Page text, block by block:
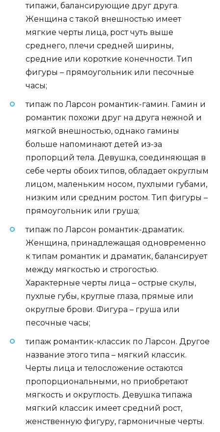
типажи, балансирующие друг друга.
Женщина с такой внешностью имеет
мягкие черты лица, рост чуть выше
среднего, плечи средней ширины,
средние или короткие конечности. Тип
фигуры – прямоугольник или песочные
часы;
типаж по Ларсон романтик-гамин. Гамин и
романтик похожи друг на друга нежной и
мягкой внешностью, однако гамины
больше напоминают детей из-за
пропорций тела. Девушка, соединяющая в
себе черты обоих типов, обладает округлым
лицом, маленьким носом, пухлыми губами,
низким или средним ростом. Тип фигуры –
прямоугольник или груша;
типаж по Ларсон романтик-драматик.
Женщина, принадлежащая одновременно
к типам романтик и драматик, балансирует
между мягкостью и строгостью.
Характерные черты лица – острые скулы,
пухлые губы, круглые глаза, прямые или
округлые брови. Фигура – груша или
песочные часы;
типаж романтик-классик по Ларсон. Другое
название этого типа – мягкий классик.
Черты лица и телосложение остаются
пропорциональными, но приобретают
мягкость и округлость. Девушка типажа
мягкий классик имеет средний рост,
женственную фигуру, гармоничные черты.